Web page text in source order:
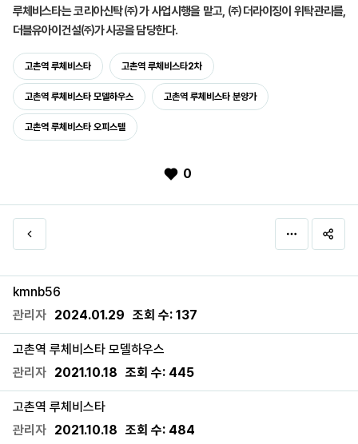
루체비스타는 코리아신탁㈜가 사업시행을 맡고, ㈜더라이징이 위탁관리를,
더블유아이건설㈜가 시공을 담당한다.
고촌역 루체비스타 고촌역 루체비스타2차
고촌역 루체비스타 모델하우스 고촌역 루체비스타 분양가
고촌역 루체비스타 오피스텔
0
kmnb56
관리자 2024.01.29 조회 수: 137
고촌역 루체비스타 모델하우스
관리자 2021.10.18 조회 수: 445
고촌역 루체비스타
관리자 2021.10.18 조회 수: 484